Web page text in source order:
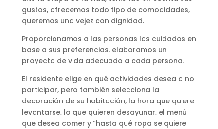
gustos, ofrecemos todo tipo de comodidades,
queremos una vejez con dignidad.
Proporcionamos a las personas los cuidados en
base a sus preferencias, elaboramos un
proyecto de vida adecuado a cada persona.
El residente elige en qué actividades desea o no
participar, pero también selecciona la
decoración de su habitación, la hora que quiere
levantarse, lo que quieren desayunar, el menú
que desea comer y “hasta qué ropa se quiere